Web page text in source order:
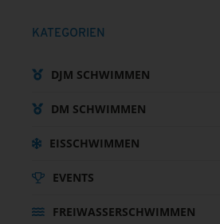
KATEGORIEN
DJM SCHWIMMEN
DM SCHWIMMEN
EISSCHWIMMEN
EVENTS
FREIWASSERSCHWIMMEN